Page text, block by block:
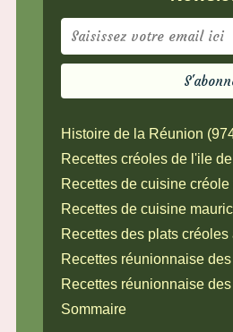
Histoire de la Réunion
Recettes créoles de l'ile
Recettes de cuisine
Recettes de cuisine
Recettes des plats
Recettes réunionnaise
Recettes réunionnaise
Sommaire